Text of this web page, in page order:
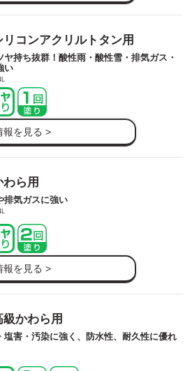
リコンアクリルトタン用
ヤ持ち抜群！酸性雨・酸性雪・排気ガス・
い
報を見る >
ら用
排気ガスに強い
報を見る >
級かわら用
塩害・汚染に強く、防水性、耐久性に優れ